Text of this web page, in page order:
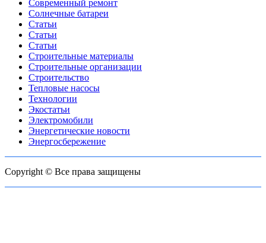
Современный ремонт
Солнечные батареи
Статьи
Статьи
Статьи
Строительные материалы
Строительные организации
Строительство
Тепловые насосы
Технологии
Экостатьи
Электромобили
Энергетические новости
Энергосбережение
Copyright © Все права защищены